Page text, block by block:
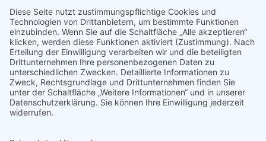
Klassenfahrten / Exkursionen
Profilklassen 5/6
Formulare & Downloads
Nelson-Wegweiser
WebUntis / Sdui
Grünes Klassenzimmer
Kreativklasse
Sportklasse